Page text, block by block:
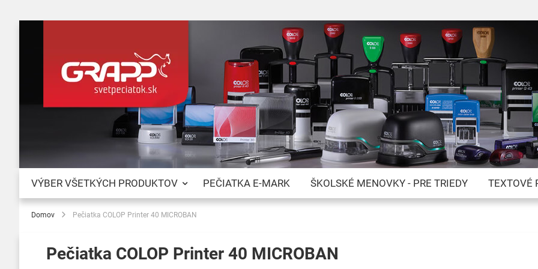
to
Content
VÝBER VŠETKÝCH PRODUKTOV PEČIATKA E-MARK ŠKOLSKÉ MENOVKY - PRE TRIEDY TEXTOVÉ
Domov Pečiatka COLOP Printer 40 MICROBAN
Pečiatka COLOP Printer 40 MICROBAN